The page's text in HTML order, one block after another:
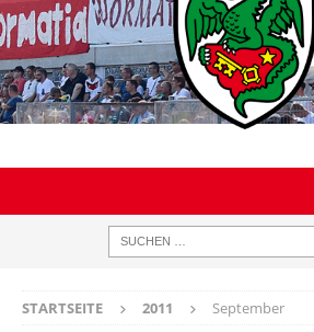
STARTSEITE 2011 September